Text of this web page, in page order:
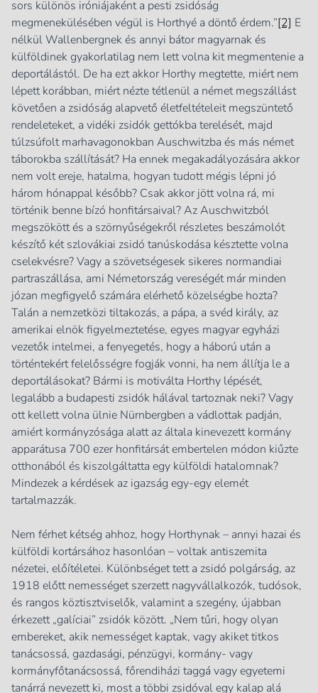
sors különös iróniájaként a pesti zsidóság
megmenekülésében végül is Horthyé a döntő érdem.”[2] E
nélkül Wallenbergnek és annyi bátor magyarnak és
külföldinek gyakorlatilag nem lett volna kit megmentenie a
deportálástól. De ha ezt akkor Horthy megtette, miért nem
lépett korábban, miért nézte tétlenül a német megszállást
követően a zsidóság alapvető életfeltételeit megszüntető
rendeleteket, a vidéki zsidók gettókba terelését, majd
túlzsúfolt marhavagonokban Auschwitzba és más német
táborokba szállítását? Ha ennek megakadályozására akkor
nem volt ereje, hatalma, hogyan tudott mégis lépni jó
három hónappal később? Csak akkor jött volna rá, mi
történik benne bízó honfitársaival? Az Auschwitzból
megszökött és a szörnyűségekről részletes beszámolót
készítő két szlovákiai zsidó tanúskodása késztette volna
cselekvésre? Vagy a szövetségesek sikeres normandiai
partraszállása, ami Németország vereségét már minden
józan megfigyelő számára elérhető közelségbe hozta?
Talán a nemzetközi tiltakozás, a pápa, a svéd király, az
amerikai elnök figyelmeztetése, egyes magyar egyházi
vezetők intelmei, a fenyegetés, hogy a háború után a
történtekért felelősségre fogják vonni, ha nem állítja le a
deportálásokat? Bármi is motiválta Horthy lépését,
legalább a budapesti zsidók hálával tartoznak neki? Vagy
ott kellett volna ülnie Nürnbergben a vádlottak padján,
amiért kormányzósága alatt az általa kinevezett kormány
apparátusa 700 ezer honfitársát embertelen módon kiűzte
otthonából és kiszolgáltatta egy külföldi hatalomnak?
Mindezek a kérdések az igazság egy-egy elemét
tartalmazzák.
Nem férhet kétség ahhoz, hogy Horthynak – annyi hazai és
külföldi kortársához hasonlóan – voltak antiszemita
nézetei, előítéletei. Különbséget tett a zsidó polgárság, az
1918 előtt nemességet szerzett nagyvállalkozók, tudósok,
és rangos köztisztviselők, valamint a szegény, újabban
érkezett „galíciai” zsidók között. „Nem tűri, hogy olyan
embereket, akik nemességet kaptak, vagy akiket titkos
tanácsossá, gazdasági, pénzügyi, kormány- vagy
kormányfőtanácsossá, főrendiházi taggá vagy egyetemi
tanárrá nevezett ki, most a többi zsidóval egy kalap alá